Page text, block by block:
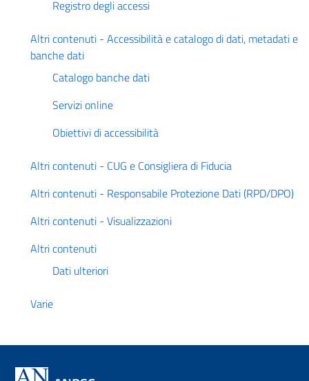
Registro degli accessi
Altri contenuti - Accessibilità e catalogo di dati, metadati e
banche dati
Catalogo banche dati
Servizi online
Obiettivi di accessibilità
Altri contenuti - CUG e Consigliera di Fiducia
Altri contenuti - Responsabile Protezione Dati (RPD/DPO)
Altri contenuti - Visualizzazioni
Altri contenuti
Dati ulteriori
Varie